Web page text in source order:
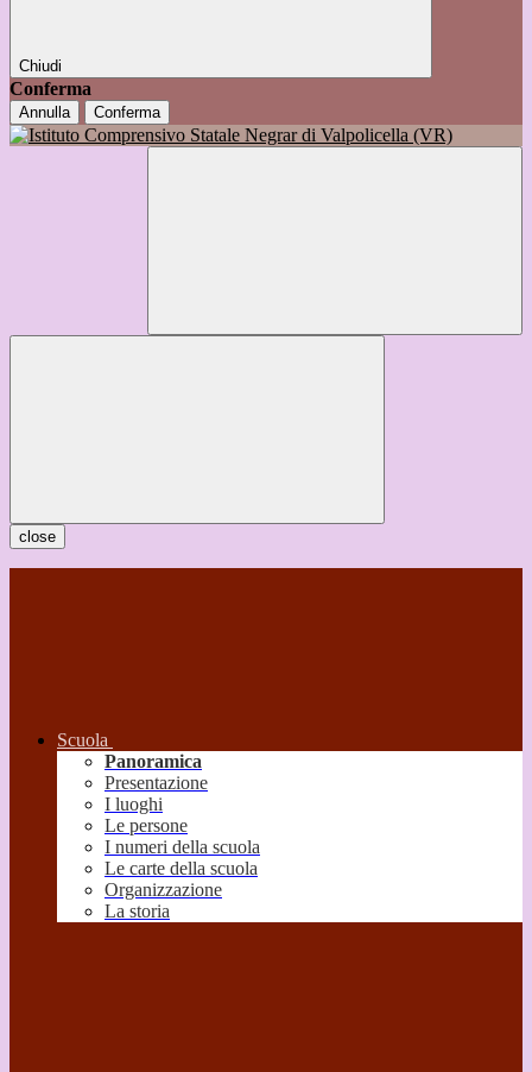
Chiudi
Conferma
Annulla Conferma
close
Scuola
Panoramica
Presentazione
I luoghi
Le persone
I numeri della scuola
Le carte della scuola
Organizzazione
La storia